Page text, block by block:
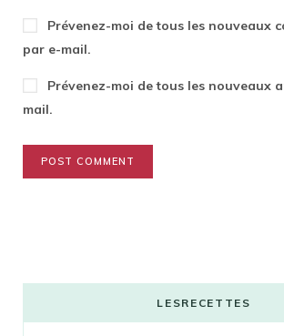
Prévenez-moi de tous les nouveaux
par e-mail.
Prévenez-moi de tous les nouveaux
mail.
LESRECETTES